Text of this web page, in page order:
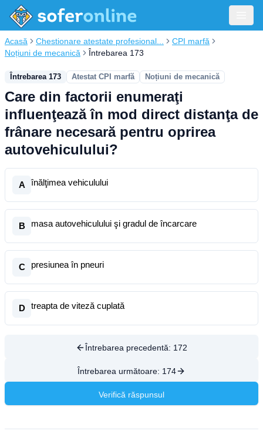
Acasă Chestionare atestate profesional...
CPI marfă
Noțiuni de mecanică
Întrebarea 173
Întrebarea 173 Atestat CPI marfă Noțiuni de mecanică
Care din factorii enumeraţi
influenţează în mod direct distanţa de
frânare necesară pentru oprirea
autovehiculului?
A înălţimea vehiculului
B masa autovehiculului şi gradul de încarcare
C presiunea în pneuri
D treapta de viteză cuplată
Întrebarea precedentă: 172
Întrebarea următoare: 174
Verifică răspunsul